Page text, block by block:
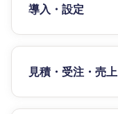
導入・設定
見積・受注・売上